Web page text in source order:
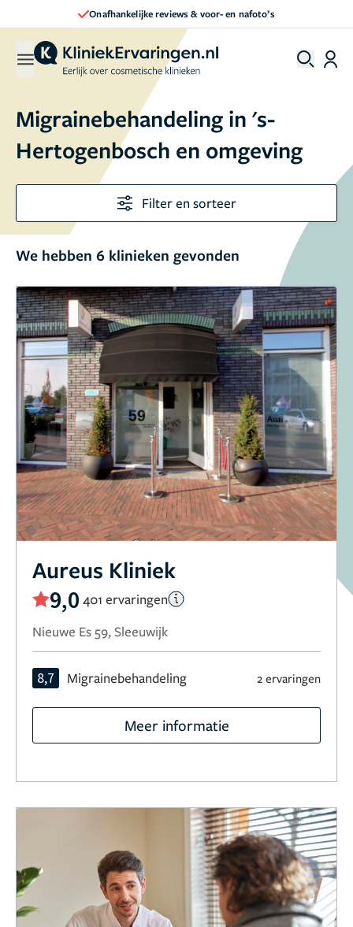
Onafhankelijke reviews & voor- en nafoto’s
Migrainebehandeling in 's-
Hertogenbosch en omgeving
Filter en sorteer
We hebben 6 klinieken gevonden
Aureus Kliniek
9,0 401 ervaringen
Nieuwe Es 59, Sleeuwijk
8,7 Migrainebehandeling 2 ervaringen
Meer informatie